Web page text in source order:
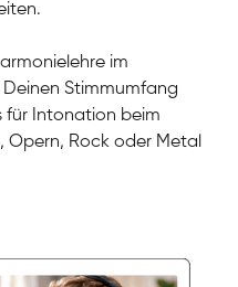
im
Stimmumfang
für Intonation beim
Opern, Rock oder Metal